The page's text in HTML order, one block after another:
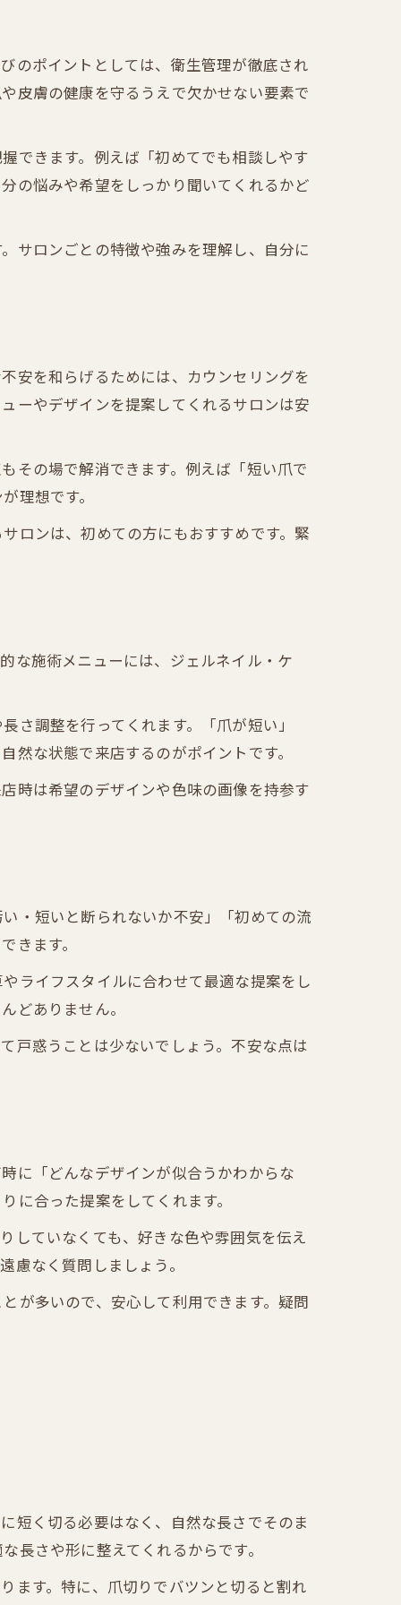
のポイントとしては、衛生管理が徹底され
皮膚の健康を守るうえで欠かせない要素で
できます。例えば「初めてでも相談しやす
の悩みや希望をしっかり聞いてくれるかど
サロンごとの特徴や強みを理解し、自分に
安を和らげるためには、カウンセリングを
ーやデザインを提案してくれるサロンは安
その場で解消できます。例えば「短い爪で
理想です。
ロンは、初めての方にもおすすめです。緊
な施術メニューには、ジェルネイル・ケ
調整を行ってくれます。「爪が短い」
な状態で来店するのがポイントです。
時は希望のデザインや色味の画像を持参す
・短いと断られないか不安」「初めての流
きます。
ライフスタイルに合わせて最適な提案をし
どありません。
戸惑うことは少ないでしょう。不安な点は
に「どんなデザインが似合うかわからな
に合った提案をしてくれます。
していなくても、好きな色や雰囲気を伝え
慮なく質問しましょう。
が多いので、安心して利用できます。疑問
短く切る必要はなく、自然な長さでそのま
長さや形に整えてくれるからです。
ます。特に、爪切りでバツンと切ると割れ